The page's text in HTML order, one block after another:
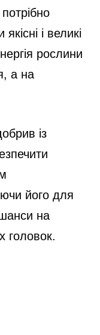
і великі
рослини
а на
із
його для
на
головок.